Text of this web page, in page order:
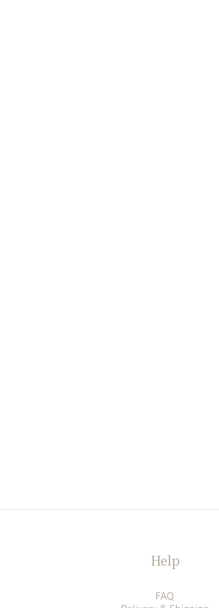
Help
FAQ